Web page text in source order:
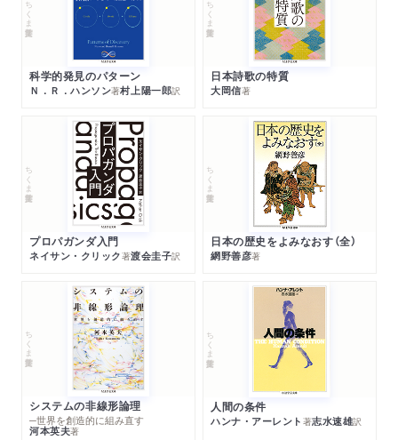
ちくま学芸文庫
科学的発見のパターン
Ｎ．Ｒ．ハンソン著村上陽一郎訳
ちくま学芸文庫
日本詩歌の特質
大岡信著
ちくま学芸文庫
プロパガンダ入門
ネイサン・クリック著渡会圭子訳
ちくま学芸文庫
日本の歴史をよみなおす（全）
網野善彦著
ちくま学芸文庫
システムの非線形論理
─世界を創造的に組み直す
河本英夫著
ちくま学芸文庫
人間の条件
ハンナ・アーレント 著志水速雄訳